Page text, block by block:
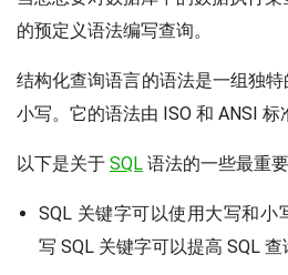
的预定义语法编写查询。
结构化查询语言的语法是一组独
小写。它的语法由 ISO 和 ANSI 标
以下是关于 SQL 语法的一些最重
SQL 关键字可以使用大写和小
写 SQL 关键字可以提高 SQL 查